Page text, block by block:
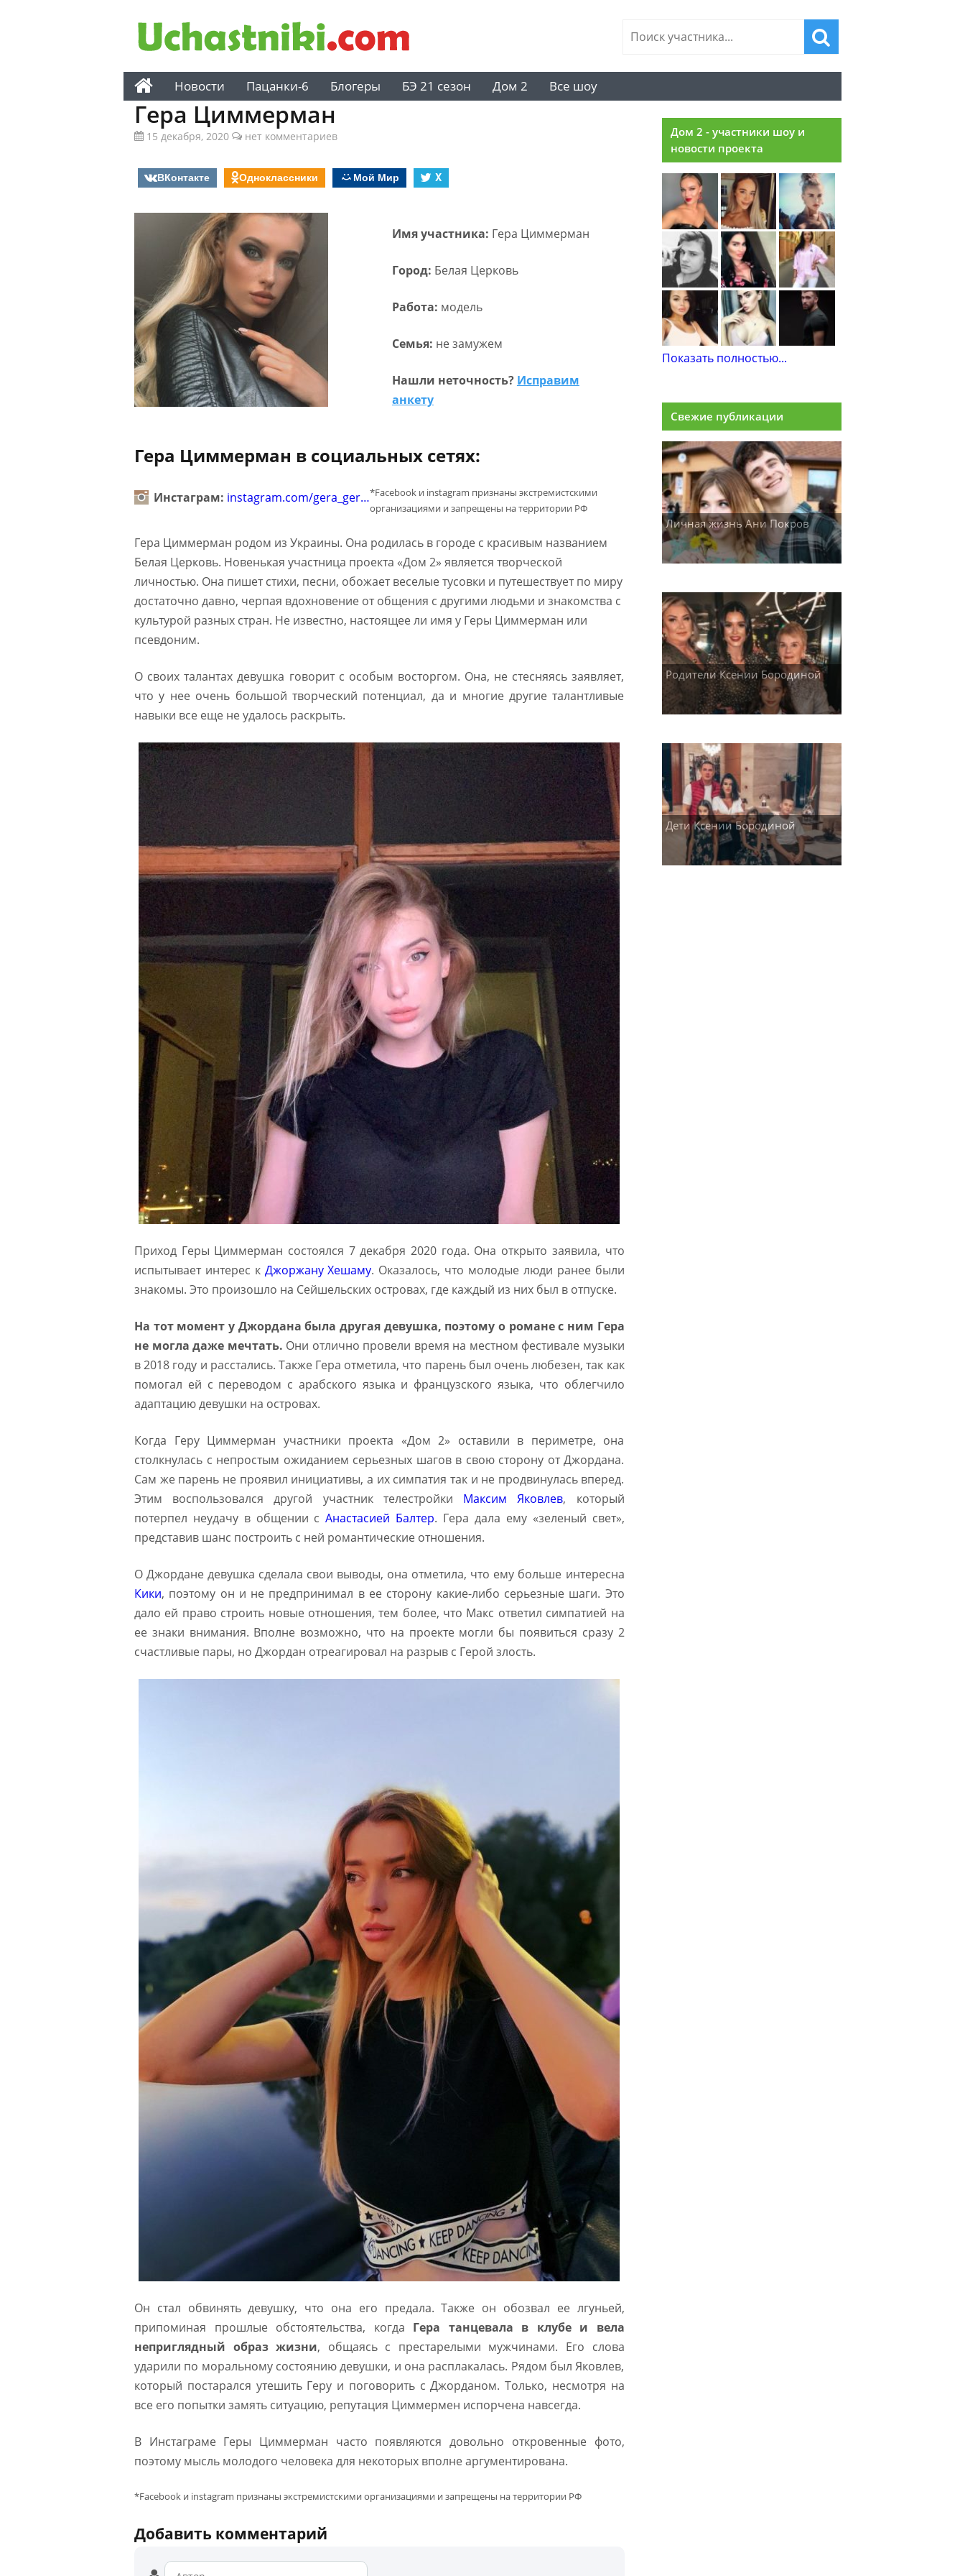
Новости Пацанки-6 Блогеры БЭ 21 сезон Дом 2 Все шоу
Гера Циммерман
15 декабря, 2020 нет комментариев
ВКонтакте Одноклассники Мой Мир X
Имя участника: Гера Циммерман
Город: Белая Церковь
Работа: модель
Семья: не замужем
Нашли неточность? Исправим
анкету
Гера Циммерман в социальных сетях:
Инстаграм: instagram.com/gera_ger…*Facebook и instagram признаны экстремистскими
организациями и запрещены на территории РФ
Гера Циммерман родом из Украины. Она родилась в городе с красивым названием
Белая Церковь. Новенькая участница проекта «Дом 2» является творческой
личностью. Она пишет стихи, песни, обожает веселые тусовки и путешествует по миру
достаточно давно, черпая вдохновение от общения с другими людьми и знакомства с
культурой разных стран. Не известно, настоящее ли имя у Геры Циммерман или
псевдоним.
О своих талантах девушка говорит с особым восторгом. Она, не стесняясь заявляет,
что у нее очень большой творческий потенциал, да и многие другие талантливые
навыки все еще не удалось раскрыть.
Приход Геры Циммерман состоялся 7 декабря 2020 года. Она открыто заявила, что
испытывает интерес к Джоржану Хешаму. Оказалось, что молодые люди ранее были
знакомы. Это произошло на Сейшельских островах, где каждый из них был в отпуске.
На тот момент у Джордана была другая девушка, поэтому о романе с ним Гера
не могла даже мечтать. Они отлично провели время на местном фестивале музыки
в 2018 году и расстались. Также Гера отметила, что парень был очень любезен, так как
помогал ей с переводом с арабского языка и французского языка, что облегчило
адаптацию девушки на островах.
Когда Геру Циммерман участники проекта «Дом 2» оставили в периметре, она
столкнулась с непростым ожиданием серьезных шагов в свою сторону от Джордана.
Сам же парень не проявил инициативы, а их симпатия так и не продвинулась вперед.
Этим воспользовался другой участник телестройки Максим Яковлев, который
потерпел неудачу в общении сАнастасией Балтер. Гера дала ему «зеленый свет»,
представив шанс построить с ней романтические отношения.
О Джордане девушка сделала свои выводы, она отметила, что ему больше интересна
Кики, поэтому он и не предпринимал в ее сторону какие-либо серьезные шаги. Это
дало ей право строить новые отношения, тем более, что Макс ответил симпатией на
ее знаки внимания. Вполне возможно, что на проекте могли бы появиться сразу 2
счастливые пары, но Джордан отреагировал на разрыв с Герой злость.
Он стал обвинять девушку, что она его предала. Также он обозвал ее лгуньей,
припоминая прошлые обстоятельства, когда Гера танцевала в клубе и вела
неприглядный образ жизни, общаясь с престарелыми мужчинами. Его слова
ударили по моральному состоянию девушки, и она расплакалась. Рядом был Яковлев,
который постарался утешить Геру и поговорить с Джорданом. Только, несмотря на
все его попытки замять ситуацию, репутация Циммермен испорчена навсегда.
В Инстаграме Геры Циммерман часто появляются довольно откровенные фото,
поэтому мысль молодого человека для некоторых вполне аргументирована.
*Facebook и instagram признаны экстремистскими организациями и запрещены на территории РФ
Добавить комментарий
Дом 2 - участники шоу и
новости проекта
Показать полностью...
Свежие публикации
Личная жизнь Ани Покров
Родители Ксении Бородиной
Дети Ксении Бородиной